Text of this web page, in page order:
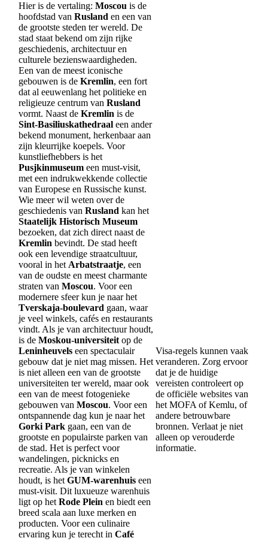
Hier is de vertaling: Moscou is de
hoofdstad van Rusland en een van
de grootste steden ter wereld. De
stad staat bekend om zijn rijke
geschiedenis, architectuur en
culturele bezienswaardigheden.
Een van de meest iconische
gebouwen is de Kremlin, een fort
dat al eeuwenlang het politieke en
religieuze centrum van Rusland
vormt. Naast de Kremlin is de
Sint-Basiliuskathedraal een ander
bekend monument, herkenbaar aan
zijn kleurrijke koepels. Voor
kunstliefhebbers is het
Pusjkinmuseum een must-visit,
met een indrukwekkende collectie
van Europese en Russische kunst.
Wie meer wil weten over de
geschiedenis van Rusland kan het
Staatelijk Historisch Museum
bezoeken, dat zich direct naast de
Kremlin bevindt. De stad heeft
ook een levendige straatcultuur,
vooral in het Arbatstraatje, een
van de oudste en meest charmante
straten van Moscou. Voor een
modernere sfeer kun je naar het
Tverskaja-boulevard gaan, waar
je veel winkels, cafés en restaurants
vindt. Als je van architectuur houdt,
is de Moskou-universiteit op de
Leninheuvels een spectaculair
gebouw dat je niet mag missen. Het
is niet alleen een van de grootste
universiteiten ter wereld, maar ook
een van de meest fotogenieke
gebouwen van Moscou. Voor een
ontspannende dag kun je naar het
Gorki Park gaan, een van de
grootste en populairste parken van
de stad. Het is perfect voor
wandelingen, picknicks en
recreatie. Als je van winkelen
houdt, is het GUM-warenhuis een
must-visit. Dit luxueuze warenhuis
ligt op het Rode Plein en biedt een
breed scala aan luxe merken en
producten. Voor een culinaire
ervaring kun je terecht in Café
Visa-regels kunnen vaak
veranderen. Zorg ervoor
dat je de huidige
vereisten controleert op
de officiële websites van
het MOFA of Kemlu, of
andere betrouwbare
bronnen. Verlaat je niet
alleen op verouderde
informatie.